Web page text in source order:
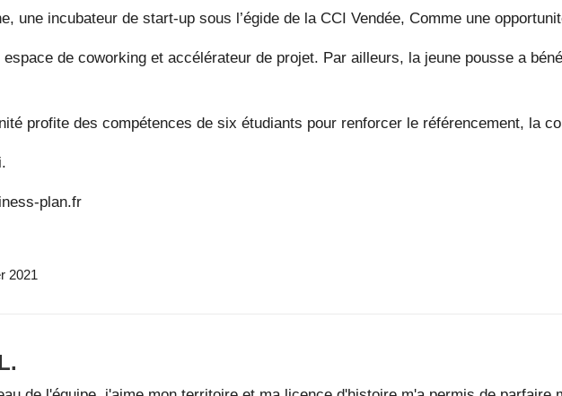
une incubateur de start-up sous l’égide de la CCI Vendée, Comme une
de coworking et accélérateur de projet. Par ailleurs, la jeune pousse a
profite des compétences de six étudiants pour renforcer le référencement, la
plan.fr
2021